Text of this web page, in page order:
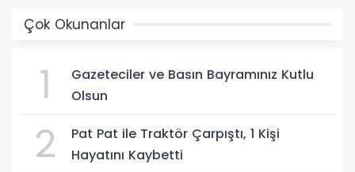
Çok Okunanlar
1
Gazeteciler ve Basın Bayramınız Kutlu
Olsun
2
Pat Pat ile Traktör Çarpıştı, 1 Kişi
Hayatını Kaybetti